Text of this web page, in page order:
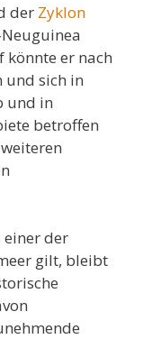
der Zyklon
könnte er nach
und sich in
und in
betroffen
einer der
gilt, bleibt